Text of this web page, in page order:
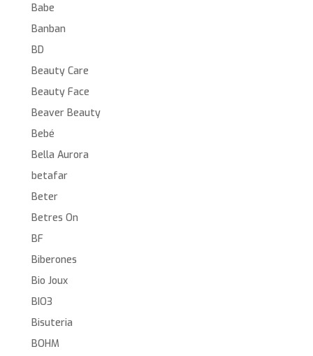
Babe
Banban
BD
Beauty Care
Beauty Face
Beaver Beauty
Bebé
Bella Aurora
betafar
Beter
Betres On
BF
Biberones
Bio Joux
BIO3
Bisuteria
BOHM